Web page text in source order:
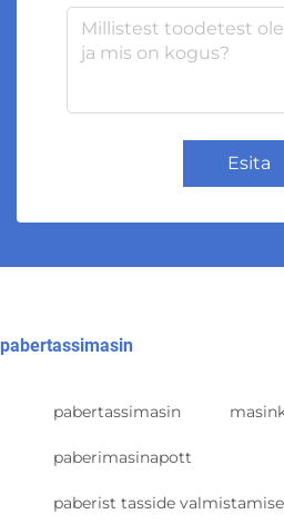
Esita
pabertassimasin
pabertassimasin
paberimasinapott
paberist tasside